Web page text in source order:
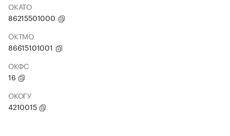
ОКАТО
86215501000
ОКТМО
86615101001
ОКФС
16
ОКОГУ
4210015